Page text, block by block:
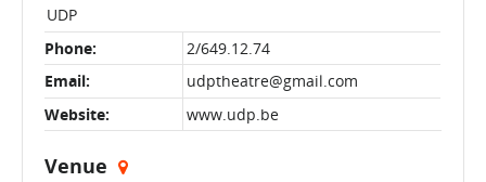
UDP
Phone:
2/649.12.74
Email:
udptheatre@gmail.com
Website:
www.udp.be
Venue